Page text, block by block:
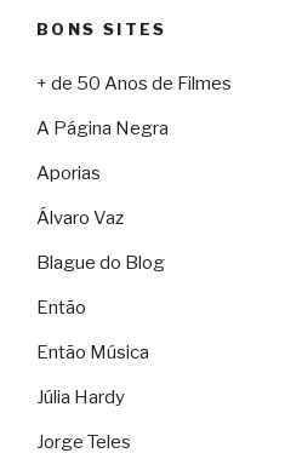
BONS SITES
+ de 50 Anos de Filmes
A Página Negra
Aporias
Álvaro Vaz
Blague do Blog
Então
Então Música
Júlia Hardy
Jorge Teles